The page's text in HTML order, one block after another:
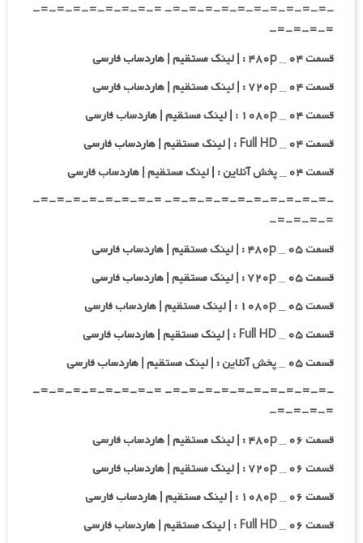
-=-=-=-=-=-=-=-=-=-=- =-=-=-=-=-=-=-=-
=-=-=-=-
قسمت ۰۴ _ ۴۸۰p : | لینک مستقیم | هاردساب فارسی
قسمت ۰۴ _ ۷۲۰p : | لینک مستقیم | هاردساب فارسی
قسمت ۰۴ _ ۱۰۸۰p : | لینک مستقیم | هاردساب فارسی
قسمت ۰۴ _ Full HD : | لینک مستقیم | هاردساب فارسی
قسمت ۰۴ _ پخش آنلاین : | لینک مستقیم | هاردساب فارسی
-=-=-=-=-=-=-=-=-=-=- =-=-=-=-=-=-=-=-
=-=-=-=-
قسمت ۰۵ _ ۴۸۰p : | لینک مستقیم | هاردساب فارسی
قسمت ۰۵ _ ۷۲۰p : | لینک مستقیم | هاردساب فارسی
قسمت ۰۵ _ ۱۰۸۰p : | لینک مستقیم | هاردساب فارسی
قسمت ۰۵ _ Full HD : | لینک مستقیم | هاردساب فارسی
قسمت ۰۵ _ پخش آنلاین : | لینک مستقیم | هاردساب فارسی
-=-=-=-=-=-=-=-=-=-=- =-=-=-=-=-=-=-=-
=-=-=-=-
قسمت ۰۶ _ ۴۸۰p : | لینک مستقیم | هاردساب فارسی
قسمت ۰۶ _ ۷۲۰p : | لینک مستقیم | هاردساب فارسی
قسمت ۰۶ _ ۱۰۸۰p : | لینک مستقیم | هاردساب فارسی
قسمت ۰۶ _ Full HD : | لینک مستقیم | هاردساب فارسی